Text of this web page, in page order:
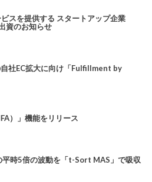
スを提供する スタートアップ企業
資のお知らせ
社EC拡大に向け「Fulfillment by
）」機能をリリース
時5倍の波動を「t-Sort MAS」で吸収